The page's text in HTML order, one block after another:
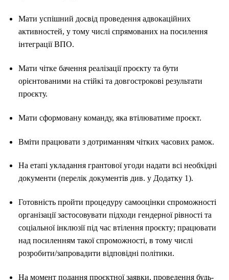
Мати успішний досвід проведення адвокаційних
активностей, у тому числі спрямованих на посилення
інтеграції ВПО.
Мати чітке бачення реалізації проєкту та бути
орієнтованими на стійкі та довгострокові результати
проєкту.
Мати сформовану команду, яка втілюватиме проєкт.
Вміти працювати з дотриманням чітких часових рамок.
На етапі укладання грантової угоди надати всі необхідні
документи (перелік документів див. у Додатку 1).
Готовність пройти процедуру самооцінки спроможності
організації застосовувати підходи гендерної рівності та
соціальної інклюзії під час втілення проєкту; працювати
над посиленням такої спроможності, в тому числі
розробити/запровадити відповідні політики.
На момент подання проєктної заявки, проведення будь-